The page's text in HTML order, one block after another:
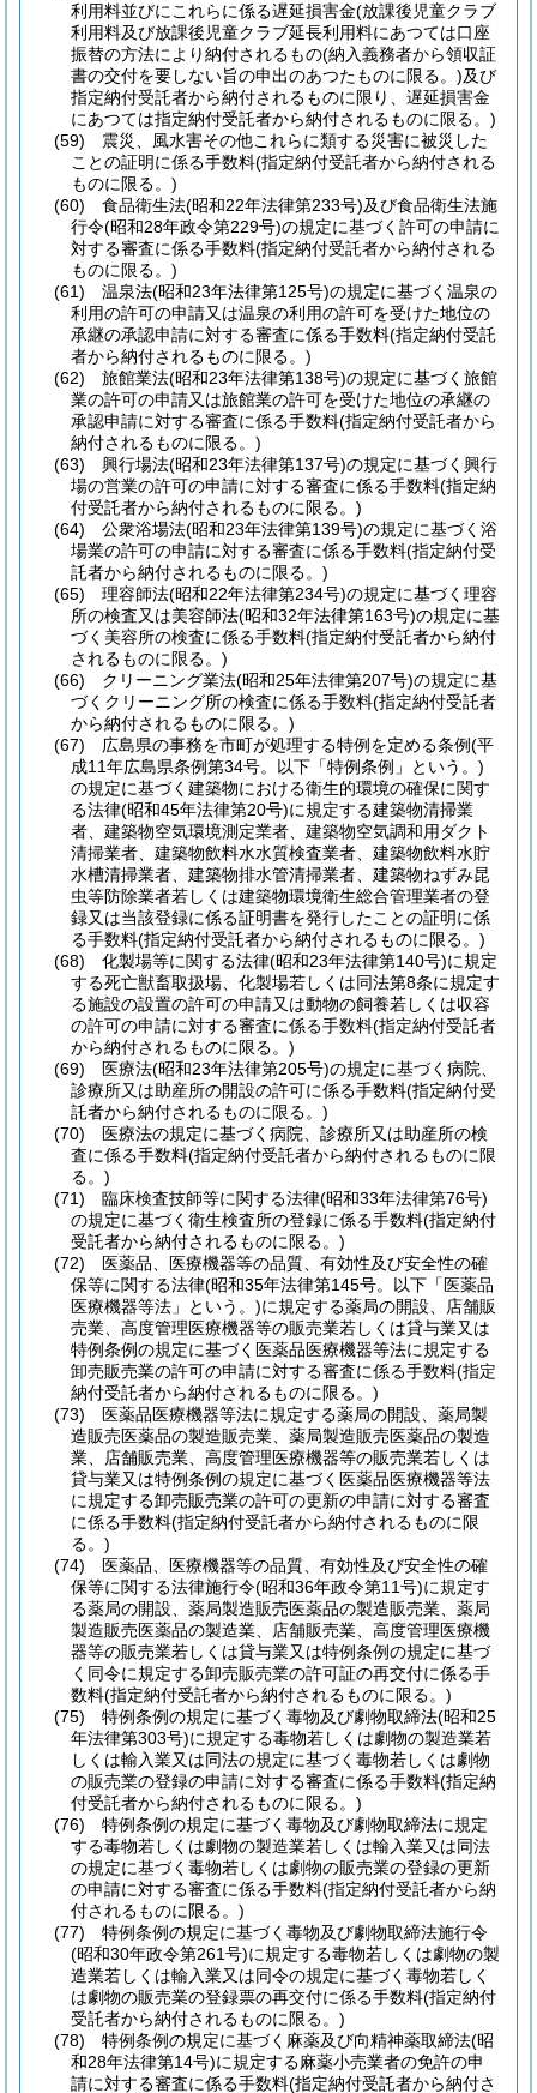
利用料並びにこれらに係る遅延損害金(放課後児童クラブ
利用料及び放課後児童クラブ延長利用料にあつては口座
振替の方法により納付されるもの(納入義務者から領収証
書の交付を要しない旨の申出のあつたものに限る。)及び
指定納付受託者から納付されるものに限り、遅延損害金
にあつては指定納付受託者から納付されるものに限る。)
(59)
震災、風水害その他これらに類する災害に被災した
ことの証明に係る手数料(指定納付受託者から納付される
ものに限る。)
(60)
食品衛生法(昭和22年法律第233号)及び食品衛生法施
行令(昭和28年政令第229号)の規定に基づく許可の申請に
対する審査に係る手数料(指定納付受託者から納付される
ものに限る。)
(61)
温泉法(昭和23年法律第125号)の規定に基づく温泉の
利用の許可の申請又は温泉の利用の許可を受けた地位の
承継の承認申請に対する審査に係る手数料(指定納付受託
者から納付されるものに限る。)
(62)
旅館業法(昭和23年法律第138号)の規定に基づく旅館
業の許可の申請又は旅館業の許可を受けた地位の承継の
承認申請に対する審査に係る手数料(指定納付受託者から
納付されるものに限る。)
(63)
興行場法(昭和23年法律第137号)の規定に基づく興行
場の営業の許可の申請に対する審査に係る手数料(指定納
付受託者から納付されるものに限る。)
(64)
公衆浴場法(昭和23年法律第139号)の規定に基づく浴
場業の許可の申請に対する審査に係る手数料(指定納付受
託者から納付されるものに限る。)
(65)
理容師法(昭和22年法律第234号)の規定に基づく理容
所の検査又は美容師法(昭和32年法律第163号)の規定に基
づく美容所の検査に係る手数料(指定納付受託者から納付
されるものに限る。)
(66)
クリーニング業法(昭和25年法律第207号)の規定に基
づくクリーニング所の検査に係る手数料(指定納付受託者
から納付されるものに限る。)
(67)
広島県の事務を市町が処理する特例を定める条例(平
成11年広島県条例第34号。以下「特例条例」という。)
の規定に基づく建築物における衛生的環境の確保に関す
る法律(昭和45年法律第20号)に規定する建築物清掃業
者、建築物空気環境測定業者、建築物空気調和用ダクト
清掃業者、建築物飲料水水質検査業者、建築物飲料水貯
水槽清掃業者、建築物排水管清掃業者、建築物ねずみ昆
虫等防除業者若しくは建築物環境衛生総合管理業者の登
録又は当該登録に係る証明書を発行したことの証明に係
る手数料(指定納付受託者から納付されるものに限る。)
(68)
化製場等に関する法律(昭和23年法律第140号)に規定
する死亡獣畜取扱場、化製場若しくは同法第8条に規定す
る施設の設置の許可の申請又は動物の飼養若しくは収容
の許可の申請に対する審査に係る手数料(指定納付受託者
から納付されるものに限る。)
(69)
医療法(昭和23年法律第205号)の規定に基づく病院、
診療所又は助産所の開設の許可に係る手数料(指定納付受
託者から納付されるものに限る。)
(70)
医療法の規定に基づく病院、診療所又は助産所の検
査に係る手数料(指定納付受託者から納付されるものに限
る。)
(71)
臨床検査技師等に関する法律(昭和33年法律第76号)
の規定に基づく衛生検査所の登録に係る手数料(指定納付
受託者から納付されるものに限る。)
(72)
医薬品、医療機器等の品質、有効性及び安全性の確
保等に関する法律(昭和35年法律第145号。以下「医薬品
医療機器等法」という。)に規定する薬局の開設、店舗販
売業、高度管理医療機器等の販売業若しくは貸与業又は
特例条例の規定に基づく医薬品医療機器等法に規定する
卸売販売業の許可の申請に対する審査に係る手数料(指定
納付受託者から納付されるものに限る。)
(73)
医薬品医療機器等法に規定する薬局の開設、薬局製
造販売医薬品の製造販売業、薬局製造販売医薬品の製造
業、店舗販売業、高度管理医療機器等の販売業若しくは
貸与業又は特例条例の規定に基づく医薬品医療機器等法
に規定する卸売販売業の許可の更新の申請に対する審査
に係る手数料(指定納付受託者から納付されるものに限
る。)
(74)
医薬品、医療機器等の品質、有効性及び安全性の確
保等に関する法律施行令(昭和36年政令第11号)に規定す
る薬局の開設、薬局製造販売医薬品の製造販売業、薬局
製造販売医薬品の製造業、店舗販売業、高度管理医療機
器等の販売業若しくは貸与業又は特例条例の規定に基づ
く同令に規定する卸売販売業の許可証の再交付に係る手
数料(指定納付受託者から納付されるものに限る。)
(75)
特例条例の規定に基づく毒物及び劇物取締法(昭和25
年法律第303号)に規定する毒物若しくは劇物の製造業若
しくは輸入業又は同法の規定に基づく毒物若しくは劇物
の販売業の登録の申請に対する審査に係る手数料(指定納
付受託者から納付されるものに限る。)
(76)
特例条例の規定に基づく毒物及び劇物取締法に規定
する毒物若しくは劇物の製造業若しくは輸入業又は同法
の規定に基づく毒物若しくは劇物の販売業の登録の更新
の申請に対する審査に係る手数料(指定納付受託者から納
付されるものに限る。)
(77)
特例条例の規定に基づく毒物及び劇物取締法施行令
(昭和30年政令第261号)に規定する毒物若しくは劇物の製
造業若しくは輸入業又は同令の規定に基づく毒物若しく
は劇物の販売業の登録票の再交付に係る手数料(指定納付
受託者から納付されるものに限る。)
(78)
特例条例の規定に基づく麻薬及び向精神薬取締法(昭
和28年法律第14号)に規定する麻薬小売業者の免許の申
請に対する審査に係る手数料(指定納付受託者から納付さ